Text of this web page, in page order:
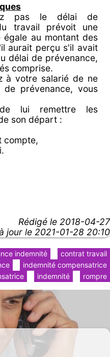
pas le délai de
travail prévoit une
égale au montant des
aurait perçu s'il avait
délai de prévenance,
comprise.
à votre salarié de ne
prévenance, vous
lui remettre les
son départ :
compte,
Rédigé le 2018-04-27
jour le 2021-01-28 20:10
contrat travail
indemnité
indemnité compensatrice
rompre
indemnité